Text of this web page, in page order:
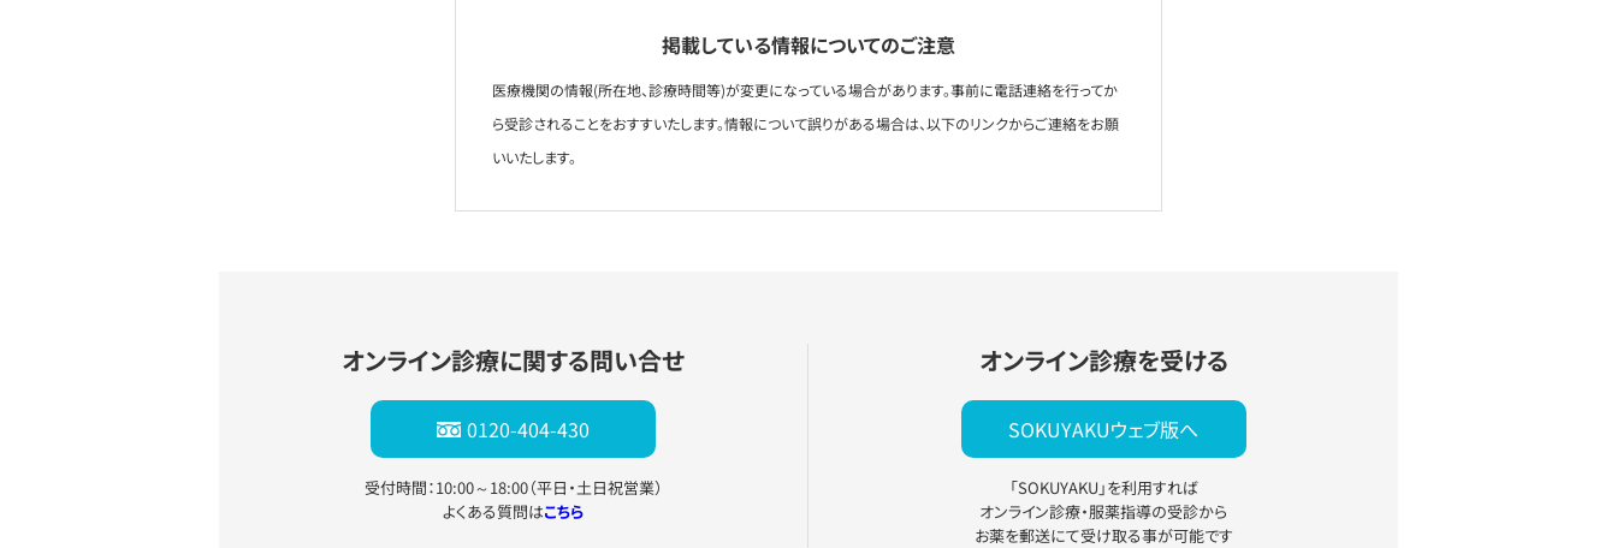
掲載している情報についてのご注意
医療機関の情報(所在地、診療時間等)が変更になっている場合があります。事前に電話連絡を行ってか
ら受診されることをおすすいたします。情報について誤りがある場合は、以下のリンクからご連絡をお願
いいたします。
オンライン診療に関する問い合せ
0120-404-430
受付時間：10:00～18:00（平日・土日祝営業）
よくある質問はこちら
オンライン診療を受ける
SOKUYAKUウェブ版へ
「SOKUYAKU」を利用すれば
オンライン診療・服薬指導の受診から
お薬を郵送にて受け取る事が可能です